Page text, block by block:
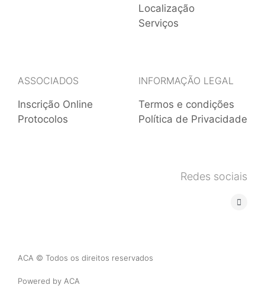
Localização
Serviços
ASSOCIADOS
Inscrição Online
Protocolos
INFORMAÇÃO LEGAL
Termos e condições
Política de Privacidade
Redes sociais
ACA © Todos os direitos reservados
Powered by ACA